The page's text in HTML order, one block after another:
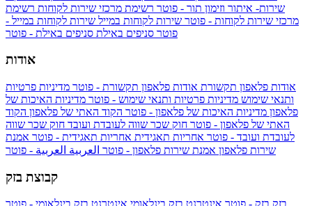
שירות- איתור וזימון תור - פוטר רשימת מרכזי שירות לקוחות רשימת
מרכזי שירות לקוחות - פוטר שירות לקוחות במייל שירות לקוחות במייל -
פוטר סניפים באילת סניפים באילת - פוטר
אודות
אודות פלאפון תקשורת אודות פלאפון תקשורת - פוטר מדיניות פרטיות
ותנאי שימוש מדיניות פרטיות ותנאי שימוש - פוטר מדיניות האיכות של
פלאפון מדיניות האיכות של פלאפון - פוטר הקוד האתי של פלאפון הקוד
האתי של פלאפון - פוטר חוק שכר שווה לעובדת ועובד חוק שכר שווה
לעובדת ועובד - פוטר אחריות תאגידית אחריות תאגידית - פוטר אמנת
שירות פלאפון אמנת שירות פלאפון - פוטר العربية العربية - פוטר
קבוצת בזק